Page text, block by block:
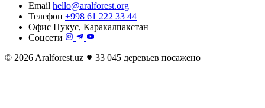
Email hello@aralforest.org
Телефон +998 61 222 33 44
Офис Нукус, Каракалпакстан
Соцсети
© 2026 Aralforest.uz
33 045 деревьев посажено